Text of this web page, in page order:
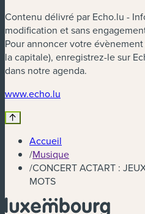
Contenu délivré par Echo.lu -
modification et sans
Pour annoncer votre
la capitale), enregistrez-le sur
dans notre agenda.
www.echo.lu
Accueil
/Musique
/CONCERT ACTART :
MOTS